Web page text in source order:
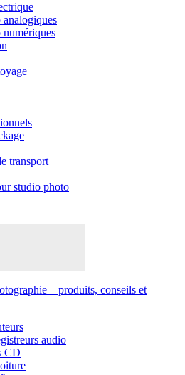
transport
studio photo
– produits, conseils et
audio
CD